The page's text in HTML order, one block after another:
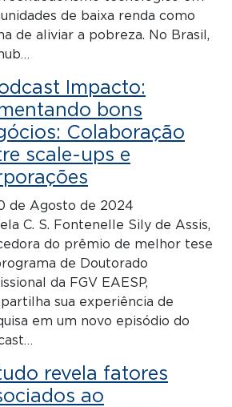
de baixa renda como
de aliviar a pobreza. No Brasil,
Impacto:
bons
Colaboração
scale-ups e
de Agosto de 2024
C. S. Fontenelle Sily de Assis,
do prêmio de melhor tese
de Doutorado
da FGV EAESP,
sua experiência de
em um novo episódio do
revela fatores
ao